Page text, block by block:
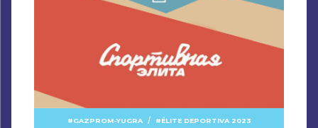
GAZPROM-YUGRA / ÉLITE DEPORTIVA 2023